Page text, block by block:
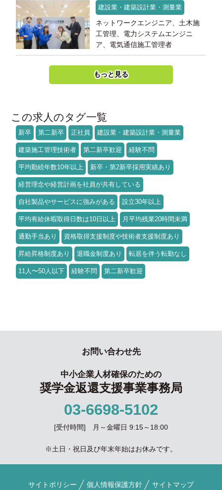
建設業・建築設計業・測量業
ネットワークエンジニア、土木施
工管理、電力システムエンジニ
ア、電気通信施工管理者
もっと見る
この求人のタグ一覧
新卒 第二新卒 正社員 建設業・建築設計業・測量業
建築施工管理技術者 第二新卒歓迎 経験不問
平均勤続年数10年以上 新卒・第2新卒採用実績あり
経営理念や経営計画を社員が共有している
自社製品やサービスに強みがある 設立30年以上
平均有給休暇取得日数は10日以上 月平均残業20時間未満
通勤手当あり 資格取得支援制度や技術者支援制度あり
昇給昇格制度あり 退職金制度あり 転居を伴う転勤なし
11人〜50人以下 経験不問 第二新卒歓迎
お問い合わせ先
中小企業人材確保のための
奨学金返還支援事業事務局
03-6698-5102
[受付時間] 月～金曜日 9:15～18:00
※土日・祝日及び年末年始はお休みです。
サイトポリシー 個人情報保護方針 サイトマップ